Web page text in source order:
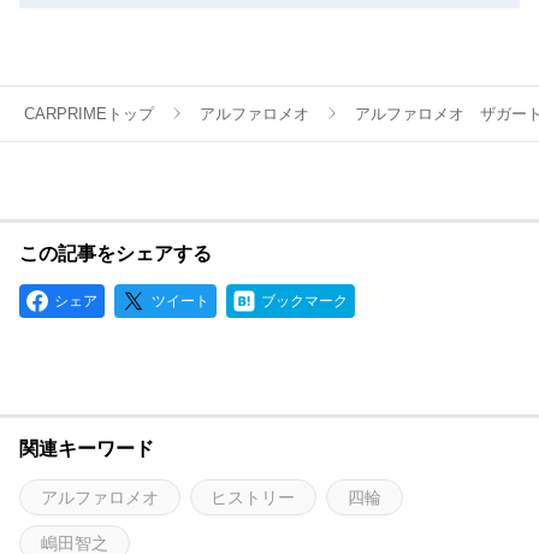
CARPRIMEトップ アルファロメオ アルファロメオ ザガー
この記事をシェアする
シェア ツイート ブックマーク
関連キーワード
アルファロメオ ヒストリー 四輪
嶋田智之